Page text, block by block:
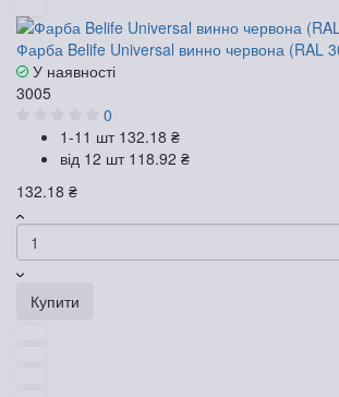
Фарба Belife Universal винно червона (RAL
У наявності
3005
0
1-11 шт 132.18 ₴
від 12 шт 118.92 ₴
132.18 ₴
Купити